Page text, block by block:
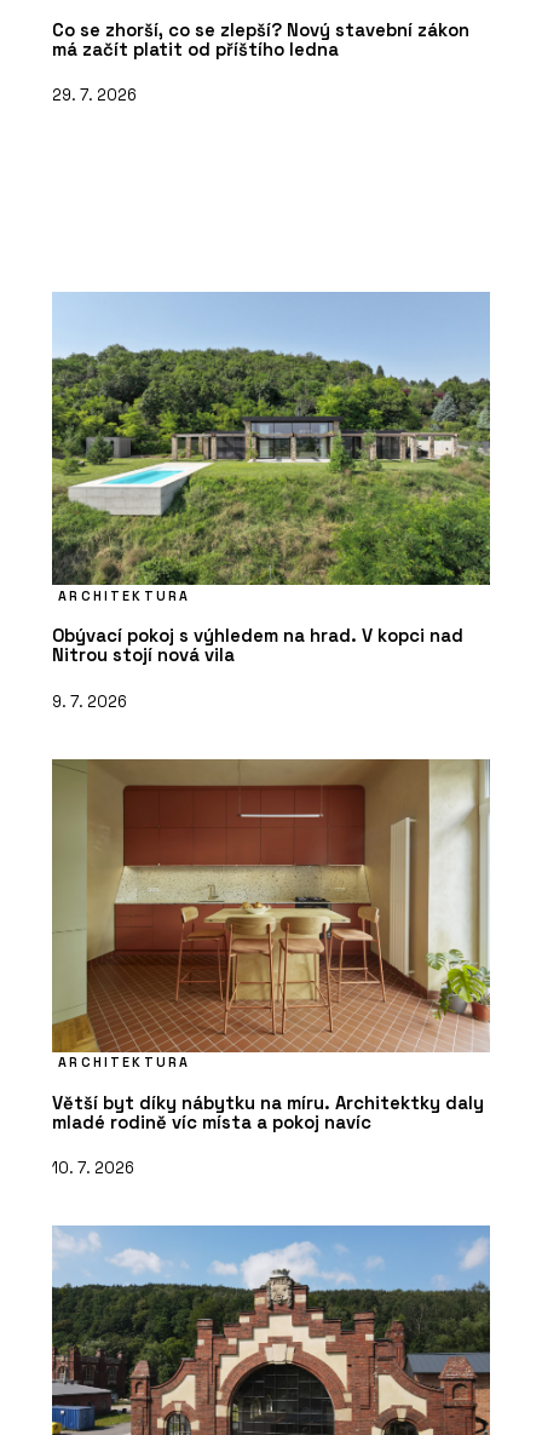
Co se zhorší, co se zlepší? Nový stavební zákon
má začít platit od příštího ledna
29. 7. 2026
ARCHITEKTURA
Obývací pokoj s výhledem na hrad. V kopci nad
Nitrou stojí nová vila
9. 7. 2026
ARCHITEKTURA
Větší byt díky nábytku na míru. Architektky daly
mladé rodině víc místa a pokoj navíc
10. 7. 2026